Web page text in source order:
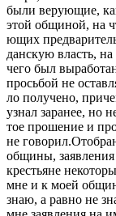
бы­ли ве­ру­ю­щие,
этой об­щи­ной, на
ю­щих
дан­скую власть,
че­го был
прось­бой не
ло по­лу­че­но,
узнал за­ра­нее, но
тое про­ше­ние и
не
об­щи­ны,
кре­стьяне
мне и к мо­ей
знаю, а рав­но не